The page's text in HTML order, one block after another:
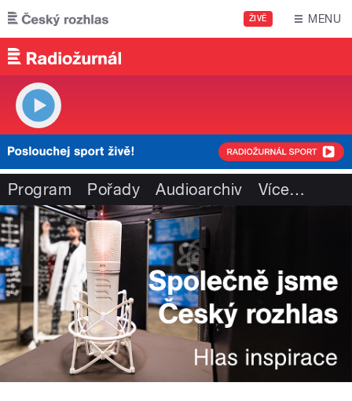
Přejít k hlavnímu obsahu
ŽIVĚ MENU
Program Pořady Audioarchiv Více…